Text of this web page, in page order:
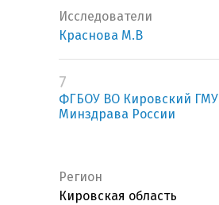
Исследователи
Краснова М.В
7
ФГБОУ ВО Кировский ГМУ
Минздрава России
Регион
Кировская область